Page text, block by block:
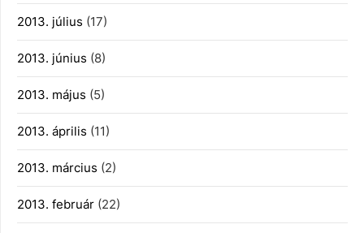
2013. július (17)
2013. június (8)
2013. május (5)
2013. április (11)
2013. március (2)
2013. február (22)